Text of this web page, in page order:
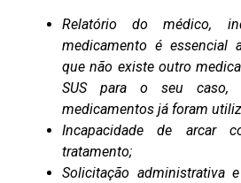
Relatório do médico,
medicamento é essencial
que não existe outro
SUS para o seu
medicamentos já foram
Incapacidade de arcar
tratamento;
Solicitação administrativa